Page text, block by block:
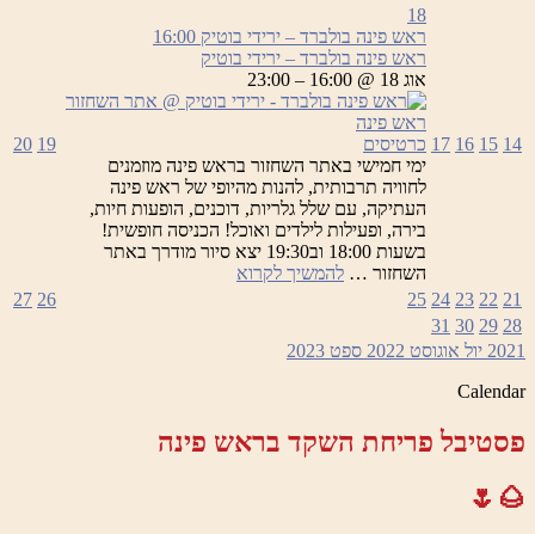
בולברד
–
ירידי
בוטיק
14
15
16
17
18
ראש פינה בולברד – ירידי בוטיק 16:00
ראש פינה בולברד – ירידי בוטיק
אוג 18 @ 16:00 – 23:00
כרטיסים
ימי חמישי באתר השחזור בראש פינה מוזמנים
לחוויה תרבותית, להנות מהיופי של ראש פינה
העתיקה, עם שלל גלריות, דוכנים, הופעות חיות,
בירה, ופעילות לילדים ואוכל! הכניסה חופשית!
בשעות 18:00 וב19:30 יצא סיור מודרך באתר
השחזור … להמשיך לקרוא
19
20
21
22
23
24
25
26
27
28
29
30
31
2021 יול אוגוסט 2022 ספט 2023
Calendar
פסטיבל פריחת השקד בראש פינה
🌰🌷